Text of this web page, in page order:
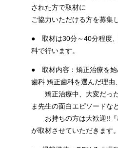
された方で取材に
ご協力いただける方を募集
● 取材は30分～40分程度
科で行います。
● 取材内容：矯正治療を始
歯科 矯正歯科を選んだ理由、
矯正治療中、大変だっ
ま先生の面白エピソードな
お持ちの方は大歓迎!!『
が取材させていただきます。